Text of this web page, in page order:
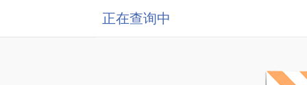
正在查询中